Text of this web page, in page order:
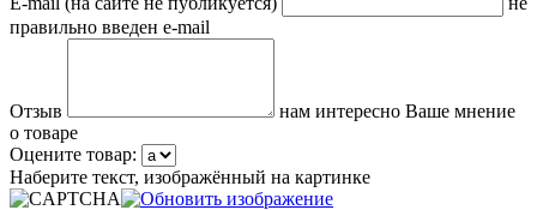
правильно введен e-mail
Отзыв
нам интересно Ваше мнение
о товаре
Оцените товар:
Наберите текст, изображённый на картинке